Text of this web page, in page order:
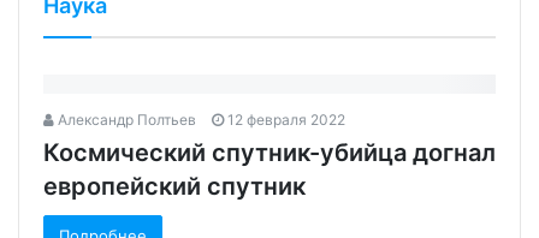
Александр Полтьев 12 февраля 2022
Космический спутник-убийца догнал
европейский спутник‍